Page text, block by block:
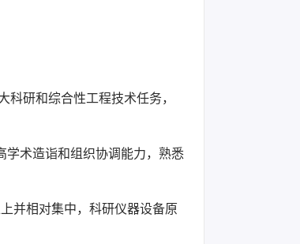
研和综合性工程技术任务，
学术造诣和组织协调能力，熟悉
并相对集中，科研仪器设备原